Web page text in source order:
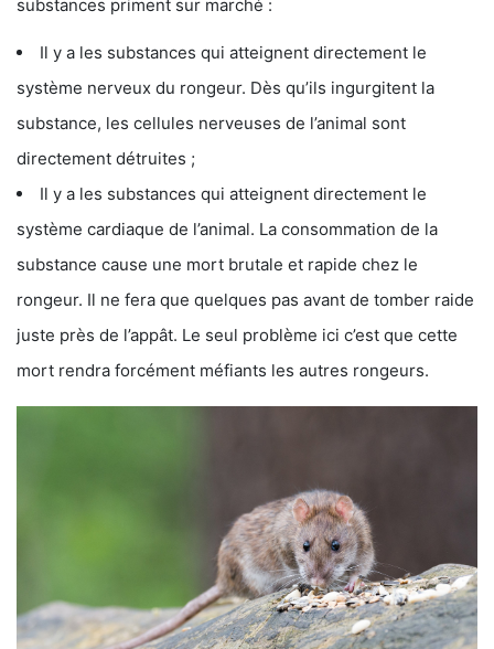
substances priment sur marché :
Il y a les substances qui atteignent directement le
système nerveux du rongeur. Dès qu’ils ingurgitent la
substance, les cellules nerveuses de l’animal sont
directement détruites ;
Il y a les substances qui atteignent directement le
système cardiaque de l’animal. La consommation de la
substance cause une mort brutale et rapide chez le
rongeur. Il ne fera que quelques pas avant de tomber raide
juste près de l’appât. Le seul problème ici c’est que cette
mort rendra forcément méfiants les autres rongeurs.